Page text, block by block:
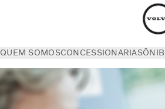
QUEM SOMOSCONCESSIONARIAS